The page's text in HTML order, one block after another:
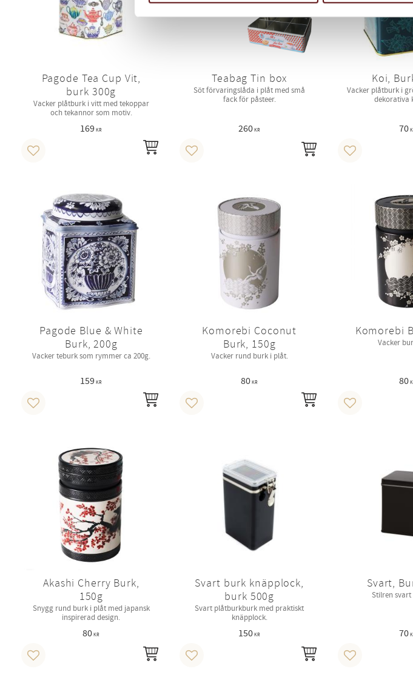
Pagode Tea Cup Vit,
burk 300g
Vacker plåtburk i vitt med tekoppar
och tekannor som motiv.
169KR
Lägg till i favoriter
Teabag Tin box
Söt förvaringslåda i plåt med små
fack för påsteer.
260KR
Lägg till i favoriter
Koi,
Vacker plåtburk i
dekorativa
70
Lägg till i
Pagode Blue & White
Burk, 200g
Vacker teburk som rymmer ca 200g.
159KR
Lägg till i favoriter
Komorebi Coconut
Burk, 150g
Vacker rund burk i plåt.
80KR
Lägg till i favoriter
Komorebi
Vacker
80
Lägg till i
Akashi Cherry Burk,
150g
Snygg rund burk i plåt med japansk
inspirerad design.
80KR
Lägg till i favoriter
Svart burk knäpplock,
burk 500g
Svart plåtburkburk med praktiskt
knäpplock.
150KR
Lägg till i favoriter
Svart,
Stilren
70
Lägg till i